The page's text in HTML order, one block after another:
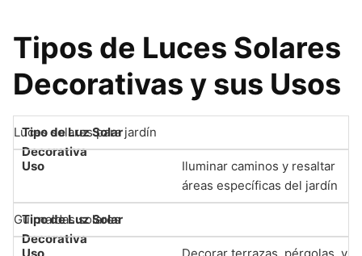
Tipos de Luces Solares
Decorativas y sus Usos
Luces solares para jardín
Iluminar caminos y resaltar
áreas específicas del jardín
Guirnaldas solares